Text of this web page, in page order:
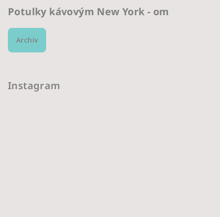
Potulky kávovým New York - om
Archív
Instagram